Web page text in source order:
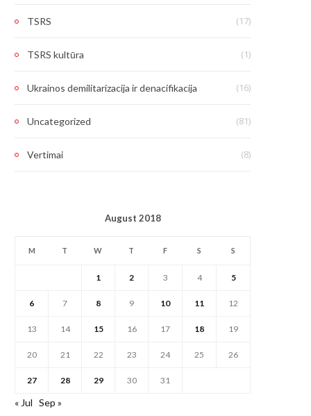
TSRS (17)
TSRS kultūra (1)
Ukrainos demilitarizacija ir denacifikacija (16)
Uncategorized (81)
Vertimai (8)
August 2018
M T W T F S S
1 2 3 4 5
6 7 8 9 10 11 12
13 14 15 16 17 18 19
20 21 22 23 24 25 26
27 28 29 30 31
« Jul Sep »